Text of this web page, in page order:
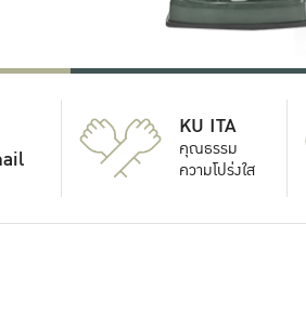
KU ITA
คุณธรรม
ความโปร่งใส